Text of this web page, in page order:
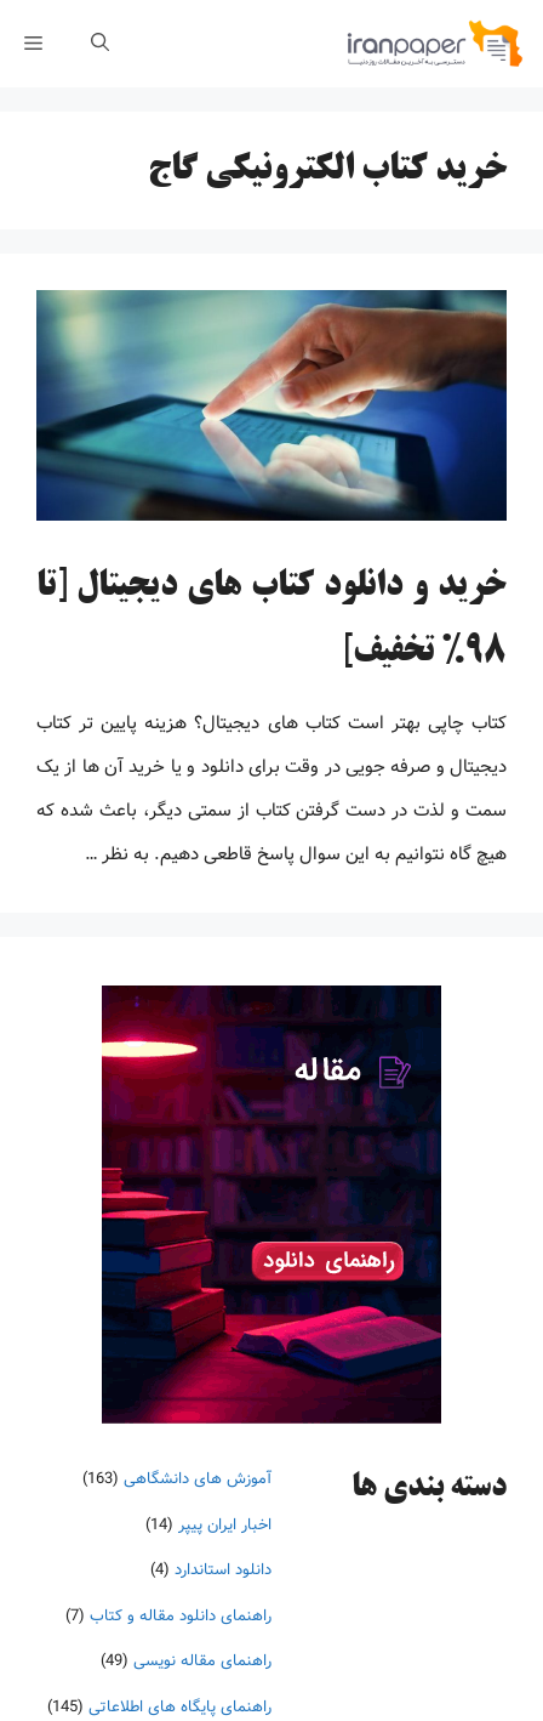
پرش
خرید کتاب الکترونیکی گاج
خرید و دانلود کتاب های دیجیتال [تا
98% تخفیف]
کتاب چاپی بهتر است کتاب های دیجیتال؟ هزینه پایین تر کتاب
دیجیتال و صرفه جویی در وقت برای دانلود و یا خرید آن ها از یک
سمت و لذت در دست گرفتن کتاب از سمتی دیگر، باعث شده که
هیچ گاه نتوانیم به این سوال پاسخ قاطعی دهیم. به نظر …
دسته‌ بندی ها آموزش های دانشگاهی (163)
اخبار ایران پیپر (14)
دانلود استاندارد (4)
راهنمای دانلود مقاله و کتاب (7)
راهنمای مقاله نویسی (49)
راهنمای پایگاه های اطلاعاتی (145)